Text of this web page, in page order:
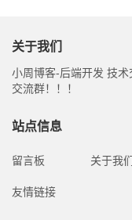
关于我们
小周博客-后端开发 技
交流群！！！
站点信息
留言板 关于我们
友情链接